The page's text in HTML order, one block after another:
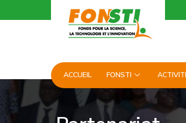
ACCUEIL FONSTI